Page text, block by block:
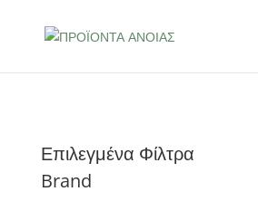
Επιλεγμένα Φίλτρα
Brand